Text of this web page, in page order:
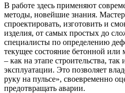
В работе здесь применяют
методы, новейшие знания.
спроектировать, изготовить и
изделия, от самых простых до
специалисты по определению
текущее состояние бетонной или
– как на этапе строительства,
эксплуатации. Это позволяет
руку на пульсе», своевременно
предотвращать аварии.